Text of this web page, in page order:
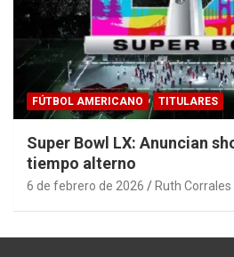
FÚTBOL AMERICANO TITULARES
Super Bowl LX: Anuncian
tiempo alterno
6 de febrero de 2026 Ruth Corrales